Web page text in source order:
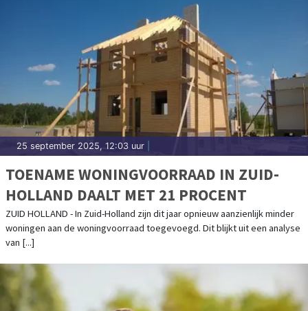
25 september 2025, 12:03 uur
TOENAME WONINGVOORRAAD IN ZUID-
HOLLAND DAALT MET 21 PROCENT
ZUID HOLLAND - In Zuid-Holland zijn dit jaar opnieuw aanzienlijk minder
woningen aan de woningvoorraad toegevoegd. Dit blijkt uit een analyse
van [...]